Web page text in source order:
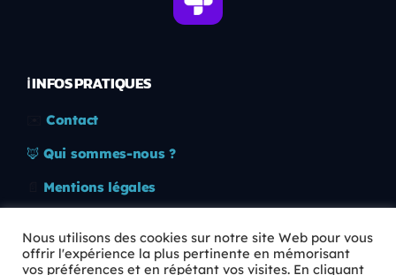
ℹ️ INFOS PRATIQUES
Contact
🦊 Qui sommes-nous ?
Mentions légales
🛡️ RGPD
Nous utilisons des cookies sur notre site Web pour vous
offrir l'expérience la plus pertinente en mémorisant
vos préférences et en répétant vos visites. En cliquant